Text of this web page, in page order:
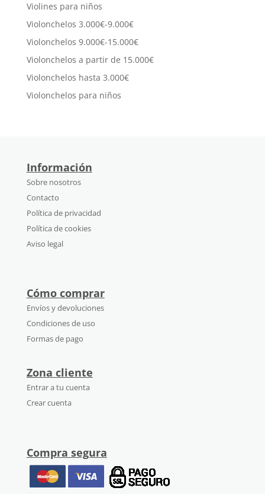
Violines para niños
Violonchelos 3.000€-9.000€
Violonchelos 9.000€-15.000€
Violonchelos a partir de 15.000€
Violonchelos hasta 3.000€
Violonchelos para niños
Información
Sobre nosotros
Contacto
Política de privacidad
Política de cookies
Aviso legal
Cómo comprar
Envíos y devoluciones
Condiciones de uso
Formas de pago
Zona cliente
Entrar a tu cuenta
Crear cuenta
Compra segura